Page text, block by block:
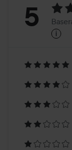
på
10
5
i